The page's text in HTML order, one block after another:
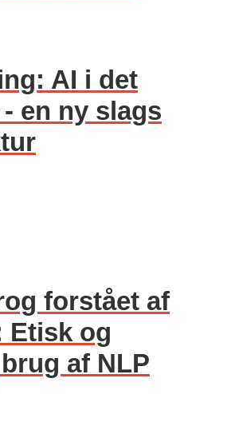
AI i det
en ny slags
forstået af
Etisk og
af NLP